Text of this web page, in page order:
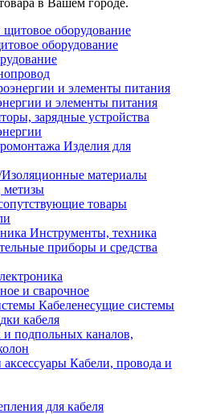
оборудование
и элементы питания
зарядные устройства
Изделия для
Изоляционные материалы
метизы
товары
Инструменты, техника
приборы и средства
и сварочное
Кабеленесущие системы
кабеля
подпольных каналов,
Кабели, провода и
для кабеля